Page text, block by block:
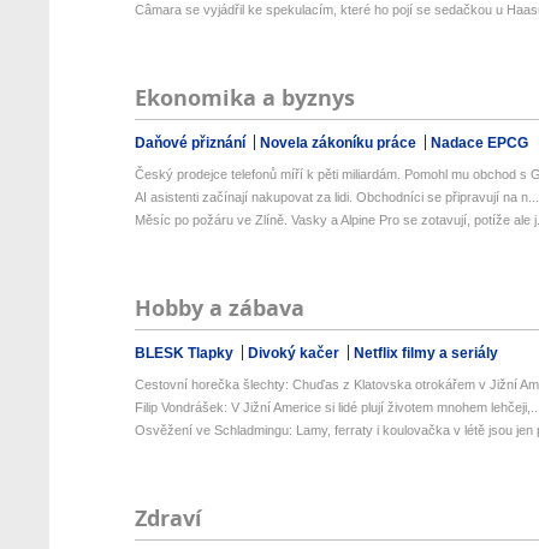
Câmara se vyjádřil ke spekulacím, které ho pojí se sedačkou u
Ekonomika a byznys
Daňové přiznání Novela zákoníku práce Nadace EPCG
Český prodejce telefonů míří k pěti miliardám. Pomohl mu obchod s
AI asistenti začínají nakupovat za lidi. Obchodníci se připravují na n...
Měsíc po požáru ve Zlíně. Vasky a Alpine Pro se zotavují, potíže ale
Hobby a zábava
BLESK Tlapky Divoký kačer Netflix filmy a seriály
Cestovní horečka šlechty: Chuďas z Klatovska otrokářem v Jižní
Filip Vondrášek: V Jižní Americe si lidé plují životem mnohem
Osvěžení ve Schladmingu: Lamy, ferraty i koulovačka v létě jsou jen
Zdraví